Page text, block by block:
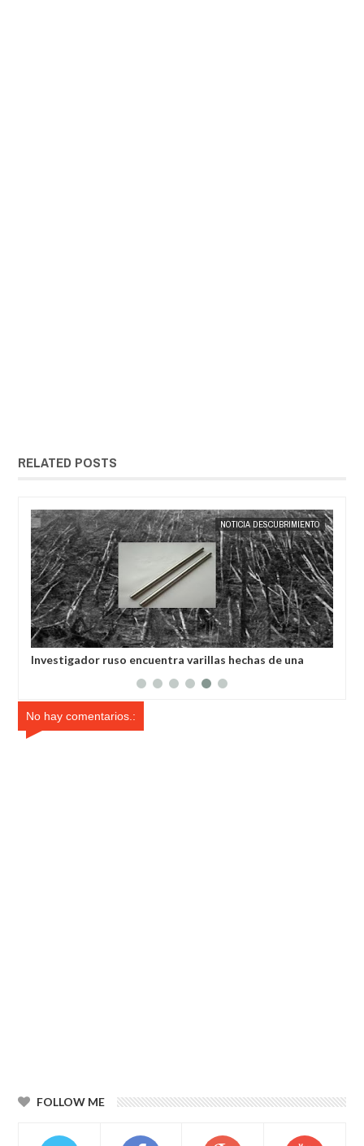
RELATED POSTS
2025 MAY 22, 2025
NOTICIA DESCUBRIMIENTO
Investigador ruso encuentra varillas hechas de una
No hay comentarios.:
FOLLOW ME